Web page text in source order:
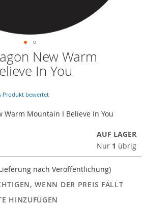
New Warm
In You
Produkt bewertet
Warm Mountain I Believe In You
AUF LAGER
Nur 1 übrig
nach Veröffentlichung)
WENN DER PREIS FÄLLT
HINZUFÜGEN